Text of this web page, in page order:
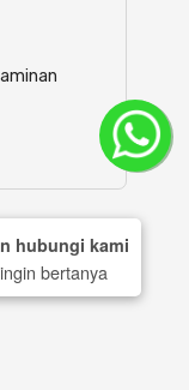
hubungi kami
bertanya